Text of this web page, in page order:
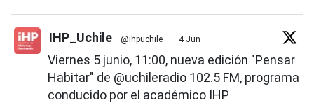
IHP_Uchile @ihpuchile · 4 Jun
Viernes 5 junio, 11:00, nueva edición "Pensar
Habitar" de @uchileradio 102.5 FM, programa
conducido por el académico IHP